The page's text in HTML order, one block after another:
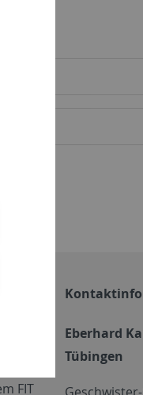
FIT
Kontaktinfo
Eberhard
Tübingen